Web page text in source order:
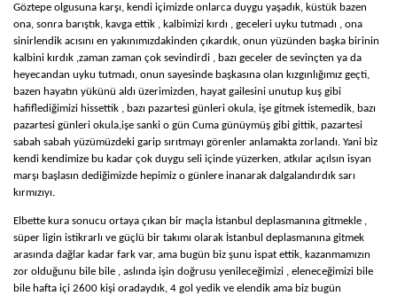
ÖZKAN CENGIZ
ÖZANT ÖNÇAĞ
SÜLEYMAN YENGIL
Göztepe olgusuna karşı, kendi içimizde onlarca duygu yaşadık, küstük bazen
ona, sonra barıştık, kavga ettik , kalbimizi kırdı , geceleri uyku tutmadı , ona
sinirlendik acısını en yakınımızdakinden çıkardık, onun yüzünden başka birinin
kalbini kırdık ,zaman zaman çok sevindirdi , bazı geceler de sevinçten ya da
heyecandan uyku tutmadı, onun sayesinde başkasına olan kızgınlığımız geçti,
bazen hayatın yükünü aldı üzerimizden, hayat gailesini unutup kuş gibi
hafiflediğimizi hissettik , bazı pazartesi günleri okula, işe gitmek istemedik, bazı
pazartesi günleri okula,işe sanki o gün Cuma günüymüş gibi gittik, pazartesi
sabah sabah yüzümüzdeki garip sırıtmayı görenler anlamakta zorlandı. Yani biz
kendi kendimize bu kadar çok duygu seli içinde yüzerken, atkılar açılsın isyan
marşı başlasın dediğimizde hepimiz o günlere inanarak dalgalandırdık sarı
kırmızıyı.
Elbette kura sonucu ortaya çıkan bir maçla İstanbul deplasmanına gitmekle ,
süper ligin istikrarlı ve güçlü bir takımı olarak İstanbul deplasmanına gitmek
arasında dağlar kadar fark var, ama bugün biz şunu ispat ettik, kazanmamızın
zor olduğunu bile bile , aslında işin doğrusu yenileceğimizi , eleneceğimizi bile
bile hafta içi 2600 kişi oradaydık, 4 gol yedik ve elendik ama biz bugün